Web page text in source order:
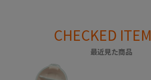
CHECKED ITEM
最近見た商品